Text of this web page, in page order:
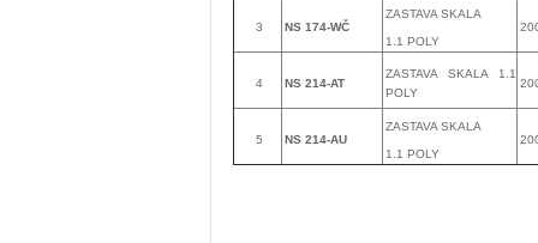
3 NS 174-WČ
ZASTAVA SKALA
1.1 POLY
4 NS 214-AT
ZASTAVA SKALA 1.1
POLY
5 NS 214-AU
ZASTAVA SKALA
1.1 POLY